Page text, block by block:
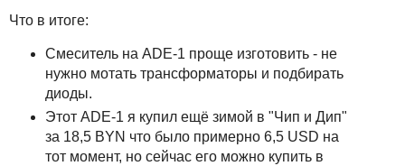
Что в итоге:
Смеситель на ADE-1 проще изготовить - не
нужно мотать трансформаторы и подбирать
диоды.
Этот ADE-1 я купил ещё зимой в "Чип и Дип"
за 18,5 BYN что было примерно 6,5 USD на
тот момент, но сейчас его можно купить в